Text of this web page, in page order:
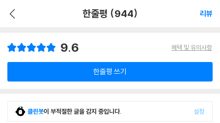
한줄평 (944) 리뷰
9.6 혜택 및 유의사항
한줄평 쓰기
클린봇이 부적절한 글을 감지 중입니다. 설정